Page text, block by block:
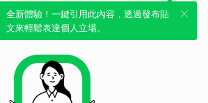
全新體驗！一鍵引用此內容，透過發布貼
文來輕鬆表達個人立場。